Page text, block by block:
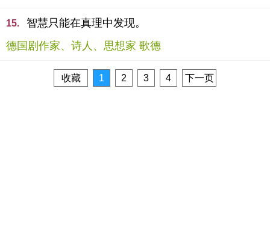
15.
智慧只能在真理中发现。
德国剧作家、诗人、思想家 歌德
收藏 1 2 3 4 下一页